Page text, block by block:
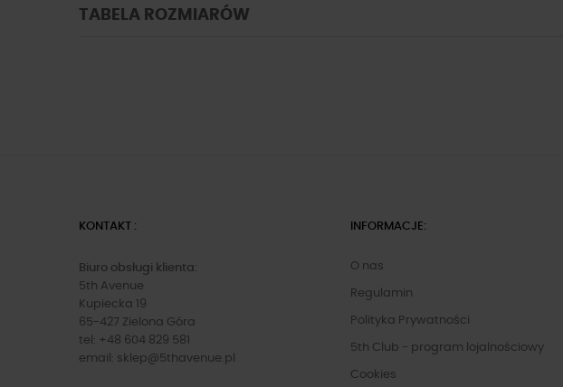
TABELA ROZMIARÓW
KONTAKT :
Biuro obsługi klienta:
5th Avenue
Kupiecka 19
65-427 Zielona Góra
tel: +48 604 829 581
email: sklep@5thavenue.pl
INFORMACJE:
O nas
Regulamin
Polityka Prywatności
5th Club - program lojalnościowy
Cookies